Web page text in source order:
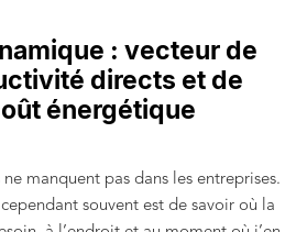
: vecteur de
directs et de
énergétique
manquent pas dans les entreprises.
souvent est de savoir où la